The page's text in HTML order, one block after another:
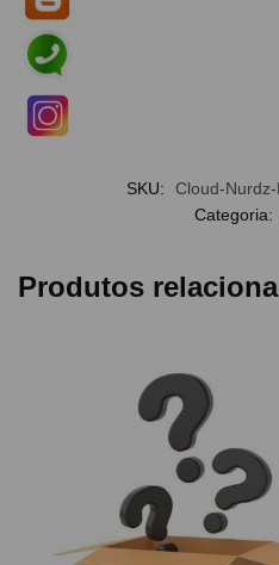
SKU:
Cloud-
Categoria:
Produtos